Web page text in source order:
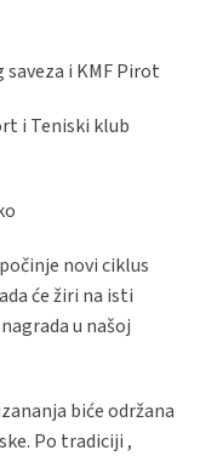
saveza i KMF Pirot
i Teniski klub
novi ciklus
će žiri na isti
u našoj
biće održana
Po tradiciji ,